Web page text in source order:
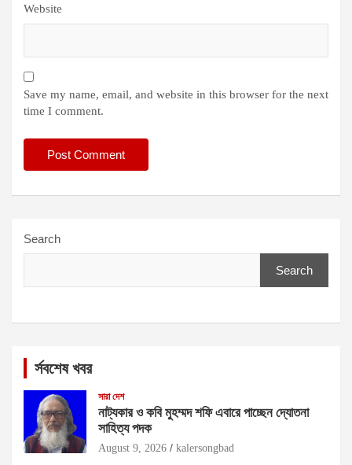
Website
Save my name, email, and website in this browser for the next
time I comment.
Search
Search
র্সবশেষ খবর
সারা দেশ
নাট্যকার ও কবি মুহম্মদ শফি এবারে পাচ্ছেন দ্যোতনা
সাহিত্য পদক
August 9, 2026 kalersongbad